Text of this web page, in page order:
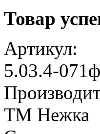
Товар
Артикул:
5.03.4-
ТМ Нежка